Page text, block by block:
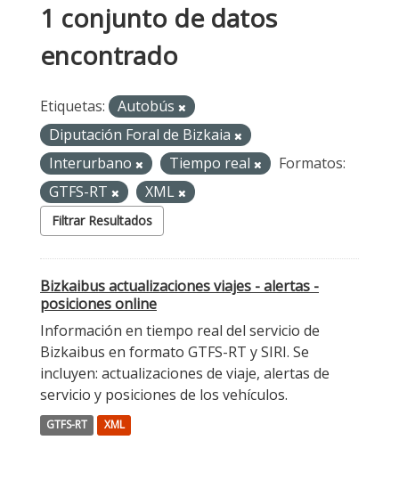
1 conjunto de datos
encontrado
Etiquetas:
Autobús
Diputación Foral de Bizkaia
Interurbano
Tiempo real
Formatos:
GTFS-RT
XML
Filtrar Resultados
Bizkaibus actualizaciones viajes - alertas -
posiciones online
Información en tiempo real del servicio de
Bizkaibus en formato GTFS-RT y SIRI. Se
incluyen: actualizaciones de viaje, alertas de
servicio y posiciones de los vehículos.
GTFS-RT XML